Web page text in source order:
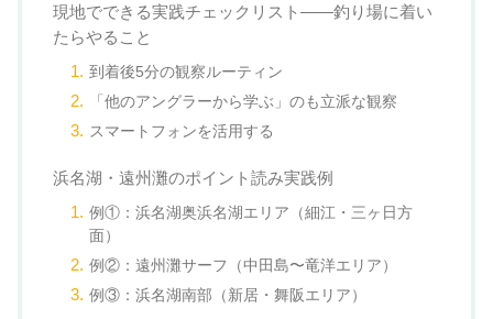
現地でできる実践チェックリスト——釣り場に着い
たらやること
到着後5分の観察ルーティン
「他のアングラーから学ぶ」のも立派な観察
スマートフォンを活用する
浜名湖・遠州灘のポイント読み実践例
例①：浜名湖奥浜名湖エリア（細江・三ヶ日方
面）
例②：遠州灘サーフ（中田島〜竜洋エリア）
例③：浜名湖南部（新居・舞阪エリア）